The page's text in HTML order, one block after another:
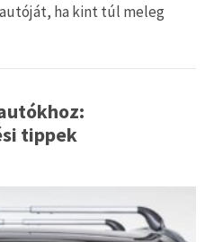
ha kint túl meleg
tippek